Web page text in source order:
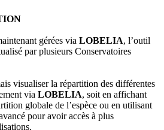
gérées via LOBELIA, l’outil
par plusieurs Conservatoires
visualiser la répartition des différentes
via LOBELIA, soit en affichant
globale de l’espèce ou en utilisant
pour avoir accès à plus